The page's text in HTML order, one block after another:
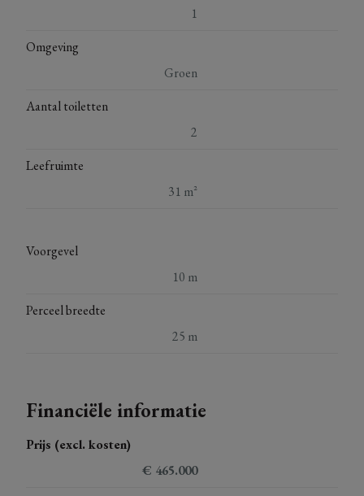
1
Omgeving
Groen
Aantal toiletten
2
Leefruimte
31 m²
Voorgevel
10 m
Perceel breedte
25 m
Financiële informatie
Prijs (excl. kosten)
€ 465.000